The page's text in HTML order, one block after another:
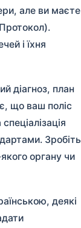
але ви маєте
і їхня
діагноз, план
що ваш поліс
Зробіть
органу чи
деякі